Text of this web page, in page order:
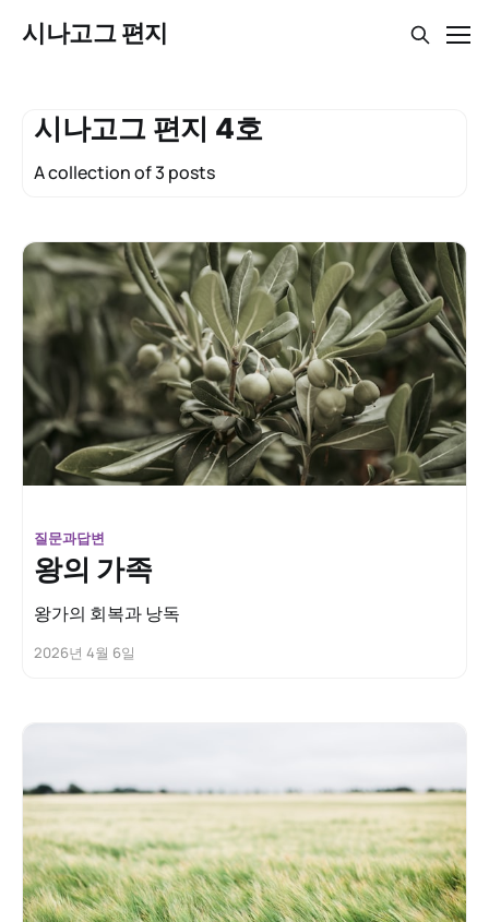
시나고그 편지
시나고그 편지 4호
A collection of 3 posts
질문과답변
왕의 가족
왕가의 회복과 낭독
2026년 4월 6일